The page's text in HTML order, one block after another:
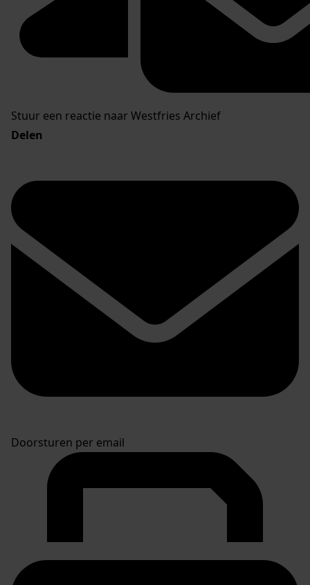
Stuur een reactie naar Westfries Archief
Delen
Doorsturen per email